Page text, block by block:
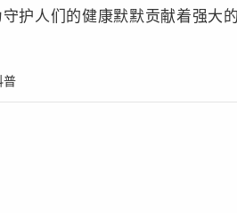
护人们的健康默默贡献着强大的
普